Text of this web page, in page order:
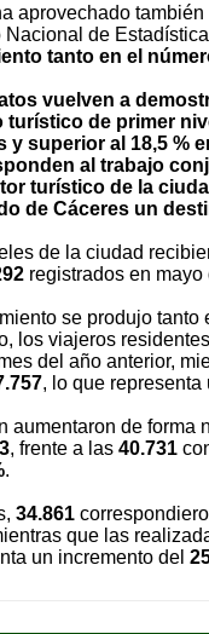
aprovechado
Nacional de
tanto en el
vuelven a
turístico de primer
y superior al 18,5 %
al trabajo
turístico de la
de Cáceres un
de la ciudad
registrados en
se produjo
los viajeros
del año anterior,
, lo que representa
aumentaron de forma
, frente a las 40.731
.
34.861
que las
un incremento del